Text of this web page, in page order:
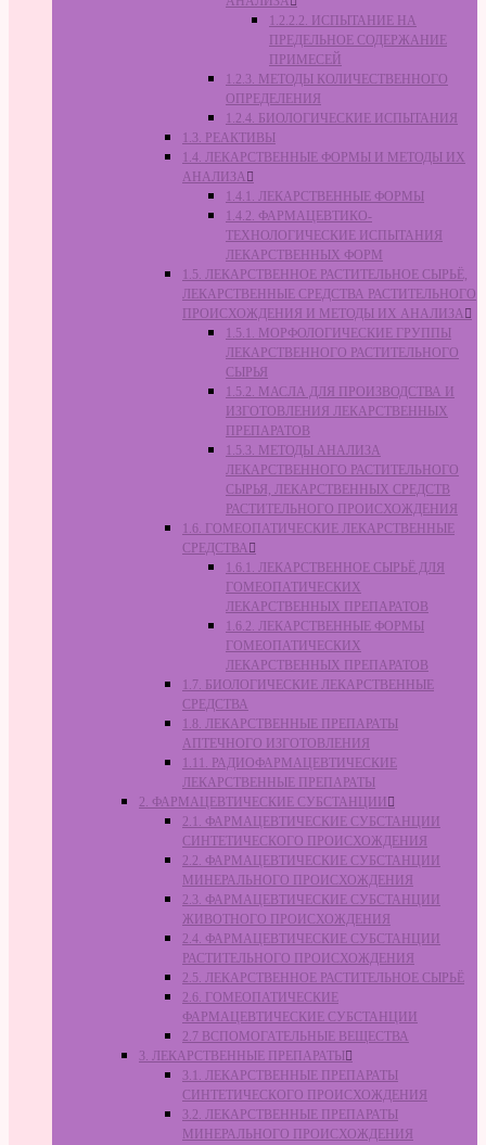
1.2.2.2. ИСПЫТАНИЕ НА
ПРЕДЕЛЬНОЕ СОДЕРЖАНИЕ
ПРИМЕСЕЙ
1.2.3. МЕТОДЫ КОЛИЧЕСТВЕННОГО
ОПРЕДЕЛЕНИЯ
1.2.4. БИОЛОГИЧЕСКИЕ ИСПЫТАНИЯ
1.3. РЕАКТИВЫ
1.4. ЛЕКАРСТВЕННЫЕ ФОРМЫ И МЕТОДЫ ИХ
АНАЛИЗА
1.4.1. ЛЕКАРСТВЕННЫЕ ФОРМЫ
1.4.2. ФАРМАЦЕВТИКО-
ТЕХНОЛОГИЧЕСКИЕ ИСПЫТАНИЯ
ЛЕКАРСТВЕННЫХ ФОРМ
1.5. ЛЕКАРСТВЕННОЕ РАСТИТЕЛЬНОЕ СЫРЬЁ,
ЛЕКАРСТВЕННЫЕ СРЕДСТВА РАСТИТЕЛЬНОГО
ПРОИСХОЖДЕНИЯ И МЕТОДЫ ИХ АНАЛИЗА
1.5.1. МОРФОЛОГИЧЕСКИЕ ГРУППЫ
ЛЕКАРСТВЕННОГО РАСТИТЕЛЬНОГО
СЫРЬЯ
1.5.2. МАСЛА ДЛЯ ПРОИЗВОДСТВА И
ИЗГОТОВЛЕНИЯ ЛЕКАРСТВЕННЫХ
ПРЕПАРАТОВ
1.5.3. МЕТОДЫ АНАЛИЗА
ЛЕКАРСТВЕННОГО РАСТИТЕЛЬНОГО
СЫРЬЯ, ЛЕКАРСТВЕННЫХ СРЕДСТВ
РАСТИТЕЛЬНОГО ПРОИСХОЖДЕНИЯ
1.6. ГОМЕОПАТИЧЕСКИЕ ЛЕКАРСТВЕННЫЕ
СРЕДСТВА
1.6.1. ЛЕКАРСТВЕННОЕ СЫРЬЁ ДЛЯ
ГОМЕОПАТИЧЕСКИХ
ЛЕКАРСТВЕННЫХ ПРЕПАРАТОВ
1.6.2. ЛЕКАРСТВЕННЫЕ ФОРМЫ
ГОМЕОПАТИЧЕСКИХ
ЛЕКАРСТВЕННЫХ ПРЕПАРАТОВ
1.7. БИОЛОГИЧЕСКИЕ ЛЕКАРСТВЕННЫЕ
СРЕДСТВА
1.8. ЛЕКАРСТВЕННЫЕ ПРЕПАРАТЫ
АПТЕЧНОГО ИЗГОТОВЛЕНИЯ
1.11. РАДИОФАРМАЦЕВТИЧЕСКИЕ
ЛЕКАРСТВЕННЫЕ ПРЕПАРАТЫ
2. ФАРМАЦЕВТИЧЕСКИЕ СУБСТАНЦИИ
2.1. ФАРМАЦЕВТИЧЕСКИЕ СУБСТАНЦИИ
СИНТЕТИЧЕСКОГО ПРОИСХОЖДЕНИЯ
2.2. ФАРМАЦЕВТИЧЕСКИЕ СУБСТАНЦИИ
МИНЕРАЛЬНОГО ПРОИСХОЖДЕНИЯ
2.3. ФАРМАЦЕВТИЧЕСКИЕ СУБСТАНЦИИ
ЖИВОТНОГО ПРОИСХОЖДЕНИЯ
2.4. ФАРМАЦЕВТИЧЕСКИЕ СУБСТАНЦИИ
РАСТИТЕЛЬНОГО ПРОИСХОЖДЕНИЯ
2.5. ЛЕКАРСТВЕННОЕ РАСТИТЕЛЬНОЕ СЫРЬЁ
2.6. ГОМЕОПАТИЧЕСКИЕ
ФАРМАЦЕВТИЧЕСКИЕ СУБСТАНЦИИ
2.7 ВСПОМОГАТЕЛЬНЫЕ ВЕЩЕСТВА
3. ЛЕКАРСТВЕННЫЕ ПРЕПАРАТЫ
3.1. ЛЕКАРСТВЕННЫЕ ПРЕПАРАТЫ
СИНТЕТИЧЕСКОГО ПРОИСХОЖДЕНИЯ
3.2. ЛЕКАРСТВЕННЫЕ ПРЕПАРАТЫ
МИНЕРАЛЬНОГО ПРОИСХОЖДЕНИЯ